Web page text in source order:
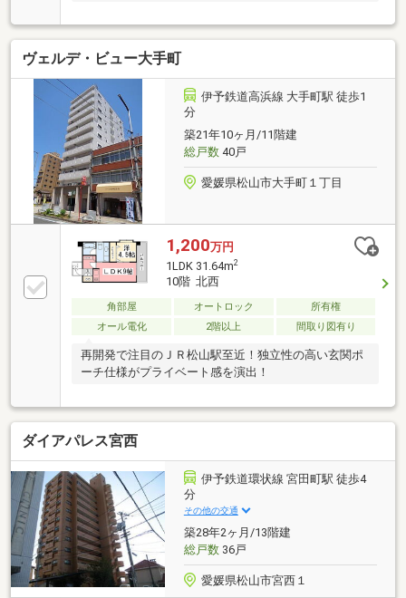
ヴェルデ・ビュー大手町
伊予鉄道高浜線 大手町駅 徒歩1
分
築21年10ヶ月/11階建
総戸数40戸
愛媛県松山市大手町１丁目
1,200万円
1LDK 31.64m2
10階 北西
角部屋 オートロック
所有権
オール電化
2階以上 間取り図有り
再開発で注目のＪＲ松山駅至近！独立性の高い玄関ポ
ーチ仕様がプライベート感を演出！
ダイアパレス宮西
伊予鉄道環状線 宮田町駅 徒歩4
分
その他の交通
築28年2ヶ月/13階建
総戸数36戸
愛媛県松山市宮西１